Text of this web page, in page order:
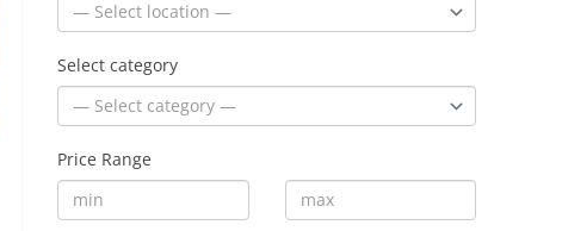
Select category
Price Range